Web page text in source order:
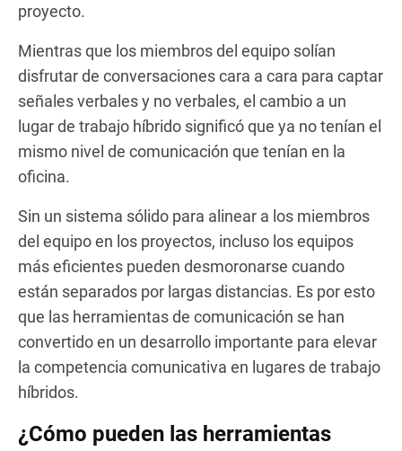
proyecto.
Mientras que los miembros del equipo solían
disfrutar de conversaciones cara a cara para captar
señales verbales y no verbales, el cambio a un
lugar de trabajo híbrido significó que ya no tenían el
mismo nivel de comunicación que tenían en la
oficina.
Sin un sistema sólido para alinear a los miembros
del equipo en los proyectos, incluso los equipos
más eficientes pueden desmoronarse cuando
están separados por largas distancias. Es por esto
que las herramientas de comunicación se han
convertido en un desarrollo importante para elevar
la competencia comunicativa en lugares de trabajo
híbridos.
¿Cómo pueden las herramientas